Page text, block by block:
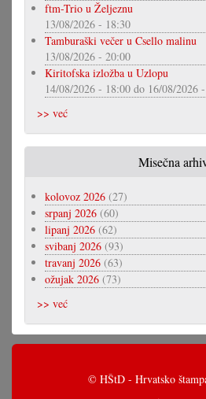
ftm-Trio u Željeznu
13/08/2026 - 18:30
Tamburaški večer u Csello malinu
13/08/2026 - 20:00
Kiritofska izložba u Uzlopu
14/08/2026 - 18:00 do 16/08/2026
>> već
Misečna
kolovoz 2026 (27)
srpanj 2026 (60)
lipanj 2026 (62)
svibanj 2026 (93)
travanj 2026 (63)
ožujak 2026 (73)
>> već
© HŠtD - Hrvatsko